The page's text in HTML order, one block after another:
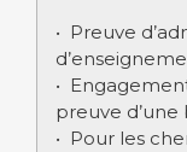
• Preuve
•
preuve d’une
• Pour les